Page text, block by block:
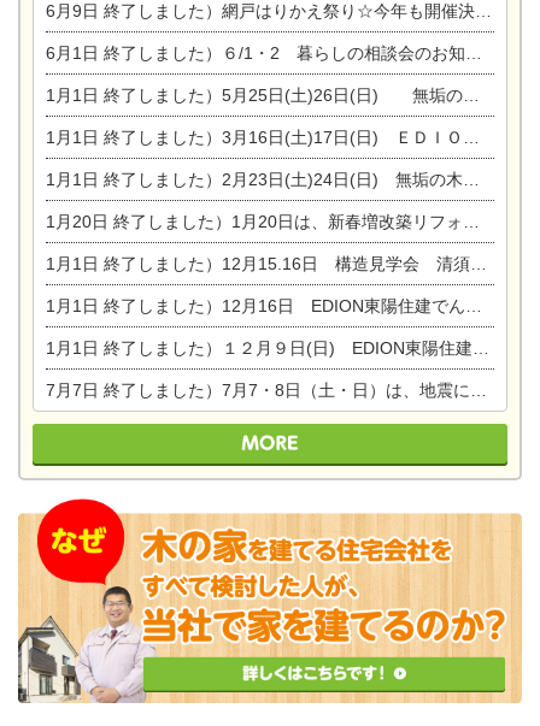
6月9日 終了しました）網戸はりかえ祭り☆今年も開催決定！
6月1日 終了しました）６/1・2 暮らしの相談会のお知らせ
1月1日 終了しました）5月25日(土)26日(日) 無垢の木の家体感見学会開催☆
1月1日 終了しました）3月16日(土)17日(日) ＥＤＩＯＮ東陽住建でんき館 総決算まつり
1月1日 終了しました）2月23日(土)24日(日) 無垢の木の家 完成見学会
1月20日 終了しました）1月20日は、新春増改築リフォームまつり＆家の修理祭り＆家電まつりです。
1月1日 終了しました）12月15.16日 構造見学会 清須市西枇杷島町弁天
1月1日 終了しました）12月16日 EDION東陽住建でんき OPEN第二弾イベント！！
1月1日 終了しました）１２月９日(日) EDION東陽住建でんき館プレＯＰＥＮ！＆家の修理まつり
7月7日 終了しました）7月7・8日（土・日）は、地震に強くて安心！暮らしを楽しむ東濃ひのきの平屋の家体験見学会を開催します。ぜひお越しください。